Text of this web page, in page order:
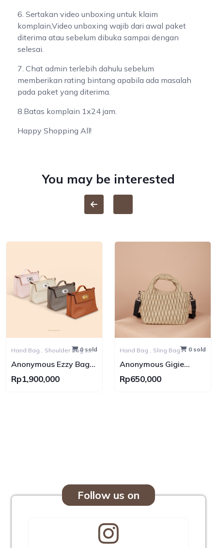
6. Sertakan video unboxing untuk klaim
komplain,Video unboxing wajib dari awal paket
diterima atau sebelum dibuka sampai dengan
selesai.
7. Chat admin terlebih dahulu sebelum
memberikan rating bintang apabila ada masalah
pada paket yang diterima.
8.Batas komplain 1x24 jam.
Happy Shopping All!
You may be interested
0 sold
Shoulder Bag ,
Anonymous Ezzy Bag
2420 Swift Leather No
Brand
Rp1,900,000
0 sold
Sling Bag
Anonymous Gigie
Nylon Bag No Brand
Rp650,000
Follow us on